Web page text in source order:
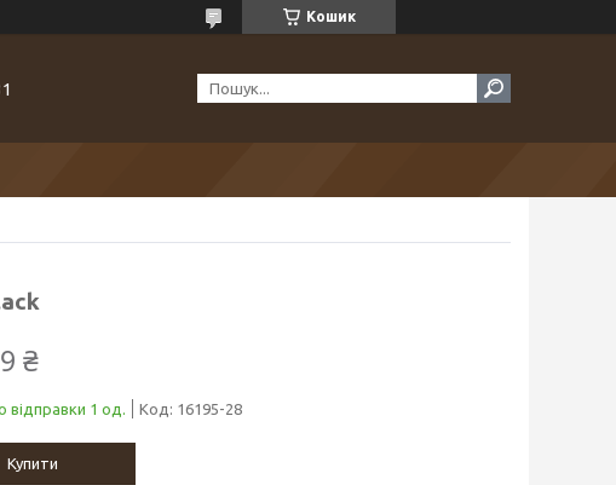
Кошик
₴
відправки 1 од. Код: 16195-28
Купити